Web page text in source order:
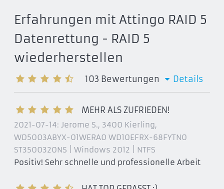
Erfahrungen mit Attingo RAID 5
Datenrettung - RAID 5
wiederherstellen
103 Bewertungen Details
MEHR ALS ZUFRIEDEN!
2021-07-14: Jerome S., 3400 Kierling,
WD5003ABYX-01WERA0 WD10EFRX-68FYTN0
ST3500320NS | Windows 2012 | NTFS
Positiv! Sehr schnelle und professionelle Arbeit